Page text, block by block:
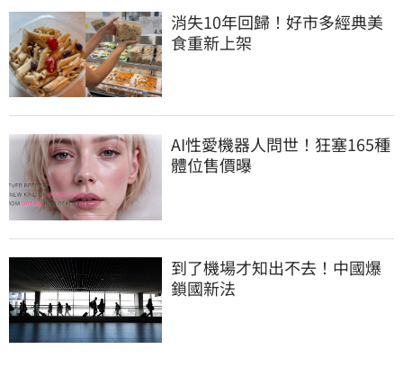
消失10年回歸！好市多經典美
食重新上架
AI性愛機器人問世！狂塞165種
體位售價曝
到了機場才知出不去！中國爆
鎖國新法